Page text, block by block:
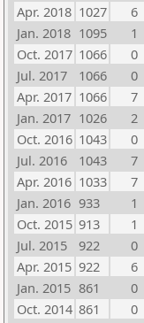
Apr. 2018 1027 6
Jan. 2018 1095 1
Oct. 2017 1066 0
Jul. 2017
1066 0
Apr. 2017 1066 7
Jan. 2017 1026 2
Oct. 2016 1043 0
Jul. 2016
1043 7
Apr. 2016 1033 7
Jan. 2016 933 1
Oct. 2015 913 1
Jul. 2015
922 0
Apr. 2015 922 6
Jan. 2015 861 0
Oct. 2014 861 0